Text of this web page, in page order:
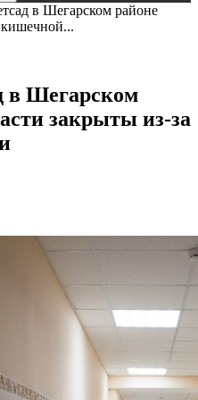
в Шегарском районе
кишечной...
в Шегарском
закрыты из-за